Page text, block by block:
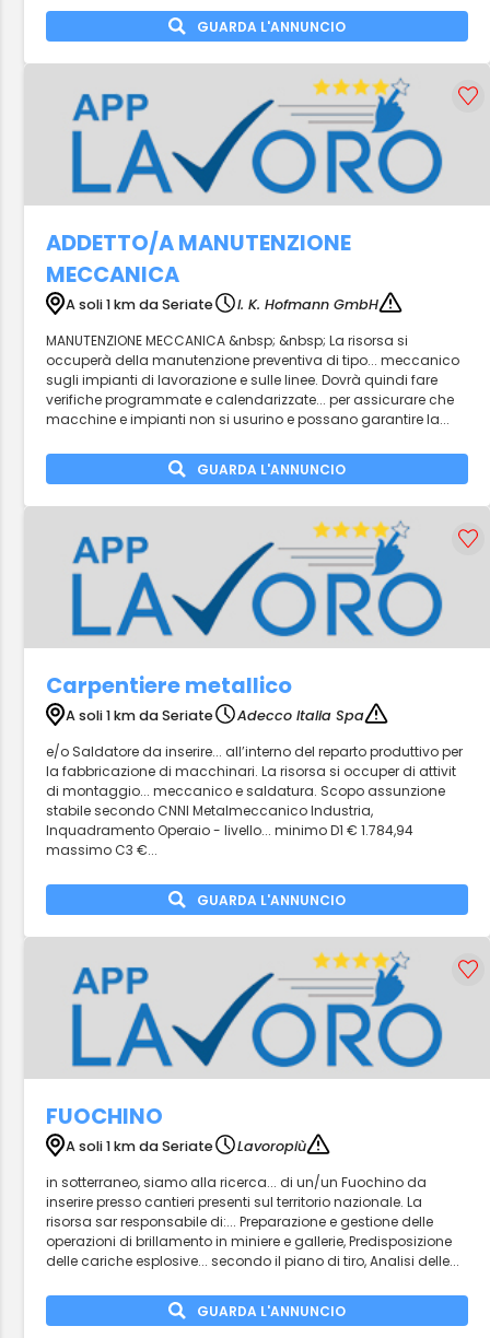
GUARDA L'ANNUNCIO
ADDETTO/A MANUTENZIONE
MECCANICA
A soli 1 km da Seriate
I. K. Hofmann GmbH
MANUTENZIONE MECCANICA &nbsp; &nbsp; La risorsa si
occuperà della manutenzione preventiva di tipo... meccanico
sugli impianti di lavorazione e sulle linee. Dovrà quindi fare
verifiche programmate e calendarizzate... per assicurare che
macchine e impianti non si usurino e possano garantire la...
GUARDA L'ANNUNCIO
Carpentiere metallico
A soli 1 km da Seriate
Adecco Italia Spa
e/o Saldatore da inserire... all’interno del reparto produttivo per
la fabbricazione di macchinari. La risorsa si occuper di attivit
di montaggio... meccanico e saldatura. Scopo assunzione
stabile secondo CNNl Metalmeccanico Industria,
Inquadramento Operaio - livello... minimo D1 € 1.784,94
massimo C3 €...
GUARDA L'ANNUNCIO
FUOCHINO
A soli 1 km da Seriate
Lavoropiù
in sotterraneo, siamo alla ricerca... di un/un Fuochino da
inserire presso cantieri presenti sul territorio nazionale. La
risorsa sar responsabile di:... Preparazione e gestione delle
operazioni di brillamento in miniere e gallerie, Predisposizione
delle cariche esplosive... secondo il piano di tiro, Analisi delle...
GUARDA L'ANNUNCIO